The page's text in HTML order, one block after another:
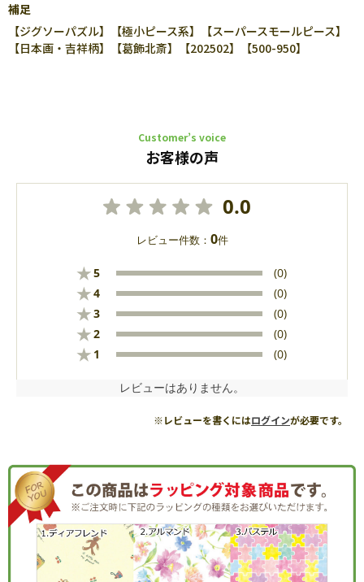
補足
【ジグソーパズル】【極小ピース系】【スーパースモールピース】
【日本画・吉祥柄】【葛飾北斎】【202502】【500-950】
Customer’s voice
お客様の声
0.0
レビュー件数： 0件
★5 (0)
★4 (0)
★3 (0)
★2 (0)
★ 1 (0)
レビューはありません。
※レビューを書くにはログインが必要です。